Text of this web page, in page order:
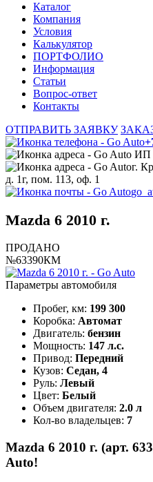
Каталог
Компания
Условия
Калькулятор
ПОРТФОЛИО
Информация
Статьи
Вопрос-ответ
Контакты
ОТПРАВИТЬ ЗАЯВКУ
ИП
г.
д. 1г, пом. 113, оф. 1
Mazda 6 2010 г.
ПРОДАНО
№63390КМ
Параметры автомобиля
Пробег, км: 199 300
Коробка: Автомат
Двигатель: бензин
Мощность: 147 л.с.
Привод: Передний
Кузов: Седан, 4
Руль: Левый
Цвет: Белый
Объем двигателя: 2.0 л
Кол-во владельцев: 7
Mazda 6 2010 г. (арт.
Auto!